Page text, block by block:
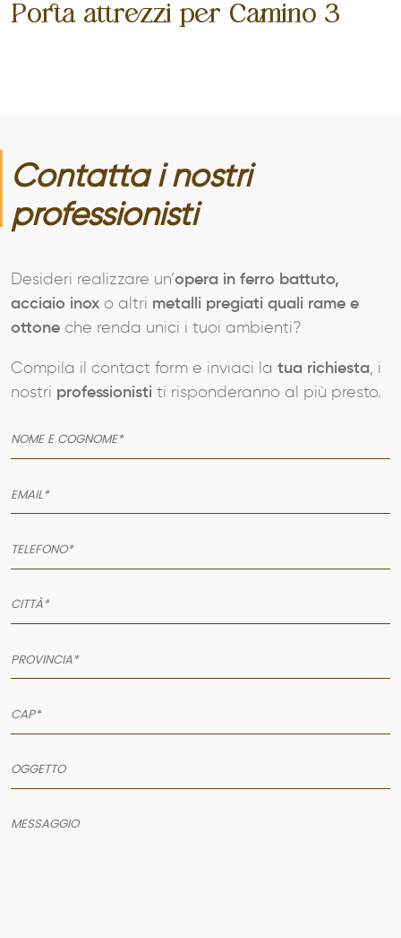
Porta attrezzi per Camino 3
Contatta i nostri
professionisti
Desideri realizzare un’opera in ferro battuto,
acciaio inox o altri metalli pregiati quali rame e
ottone che renda unici i tuoi ambienti?
Compila il contact form e inviaci la tua richiesta, i
nostri professionisti ti risponderanno al più presto.